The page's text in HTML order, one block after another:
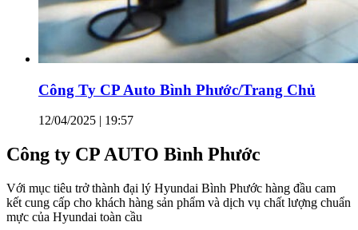
Công Ty CP Auto Bình Phước/Trang Chủ
12/04/2025 | 19:57
Công ty CP AUTO Bình Phước
Với mục tiêu trở thành đại lý Hyundai Bình Phước hàng đầu cam
kết cung cấp cho khách hàng sản phẩm và dịch vụ chất lượng chuẩn
mực của Hyundai toàn cầu